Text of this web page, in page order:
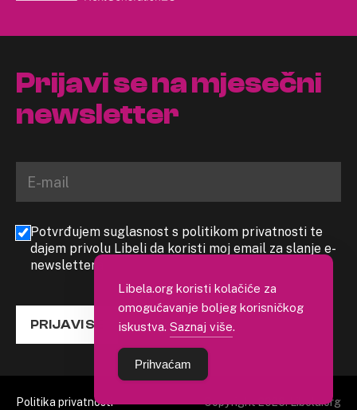
Prijavi se na mjesečni
newsletter
Potvrđujem suglasnost s politikom privatnosti te
dajem privolu Libeli da koristi moj email za slanje e-
newslettera
PRIJAVI SE
Politika privatnosti Copyright 2026. Libela.org
Libela.org koristi kolačiće za
omogućavanje boljeg korisničkog
iskustva. Saznaj više.
Prihvaćam